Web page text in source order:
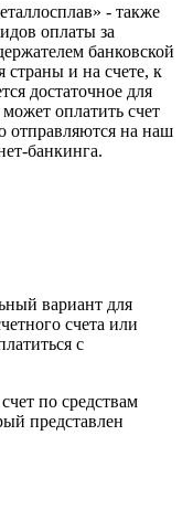
- также
оплаты за
банковской
страны и на счете, к
достаточное для
оплатить счет
отправляются на наш
банкинга.
вариант для
счета или
с
по средствам
представлен